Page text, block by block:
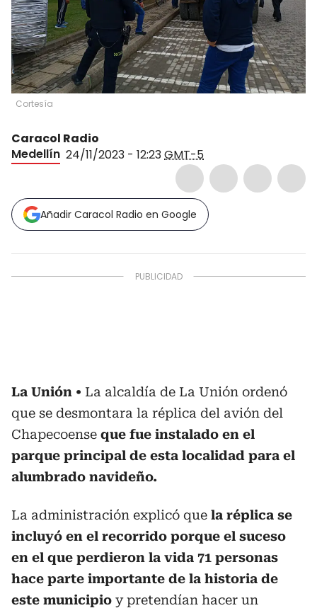
Cortesía
Caracol Radio
Medellín 24/11/2023 - 12:23GMT-5
Añadir Caracol Radio en Google
La Unión
La alcaldía de La Unión ordenó
que se desmontara la réplica del avión del
Chapecoense que fue instalado en el
parque principal de esta localidad para el
alumbrado navideño.
La administración explicó que la réplica se
incluyó en el recorrido porque el suceso
en el que perdieron la vida 71 personas
hace parte importante de la historia de
este municipio y pretendían hacer un